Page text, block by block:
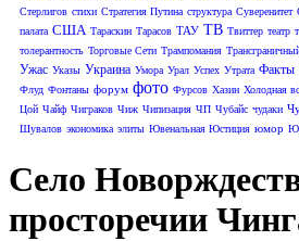
Стерлигов стихи Стратегия Путина структура Суверенитет
палата США Тараскин Тарасов ТАУ ТВ Твиттер театр
толерантность Торговые Сети Трампомания
Ужас Указы Украина Умора Урал Успех Утрата Факты
Флуд Фонтаны форум фото Фурсов Хазин Холодная
Цой Чайф Чиграков Чиж Чипизация ЧП Чубайс чудаки
Шувалов экономика элиты Ювенальная Юстиция юмор
Село
просторечии